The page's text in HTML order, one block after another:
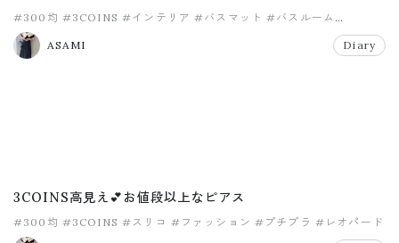
#300均 #3COINS #インテリア #バスマット #バスルーム
#プチプラ
ASAMI
Diary
3COINS高見え💕お値段以上なピアス
#300均 #3COINS #スリコ #ファッション #プチプラ #レオパード